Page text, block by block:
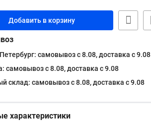
Добавить в корзину
самовывоз с 8.08, доставка c 9.08
самовывоз с 8.08, доставка c 9.08
склад: самовывоз с 8.08, доставка c 9.08
характеристики